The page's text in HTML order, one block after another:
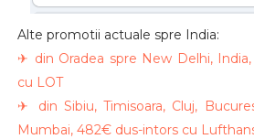
Alte promotii actuale spre India:
✈ din Oradea spre New Delhi,
cu LOT
✈ din Sibiu, Timisoara, Cluj,
Mumbai, 482€ dus-intors cu